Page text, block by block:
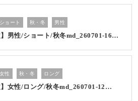
ショート 秋・冬 男性
】男性/ショート/秋冬md_260701-16…
女性 秋・冬 ロング
】女性/ロング/秋冬md_260701-12…